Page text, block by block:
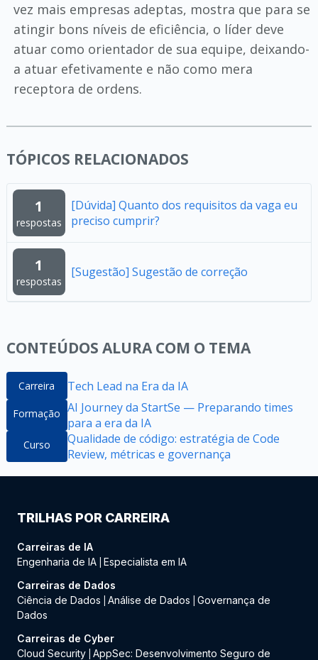
vez mais empresas adeptas, mostra que para se
atingir bons níveis de eficiência, o líder deve
atuar como orientador de sua equipe, deixando-
a atuar efetivamente e não como mera
receptora de ordens.
TÓPICOS RELACIONADOS
1
respostas
[Dúvida] Quanto dos requisitos da vaga eu
preciso cumprir?
1
respostas
[Sugestão] Sugestão de correção
CONTEÚDOS ALURA COM O TEMA
Carreira Tech Lead na Era da IA
Formação AI Journey da StartSe — Preparando times
para a era da IA
Curso
Qualidade de código: estratégia de Code
Review, métricas e governança
TRILHAS POR CARREIRA
Carreiras de IA
Engenharia de IA Especialista em IA
Carreiras de Dados
Ciência de Dados
Análise de Dados
Governança de
Dados
Carreiras de Cyber
Cloud Security AppSec: Desenvolvimento Seguro de